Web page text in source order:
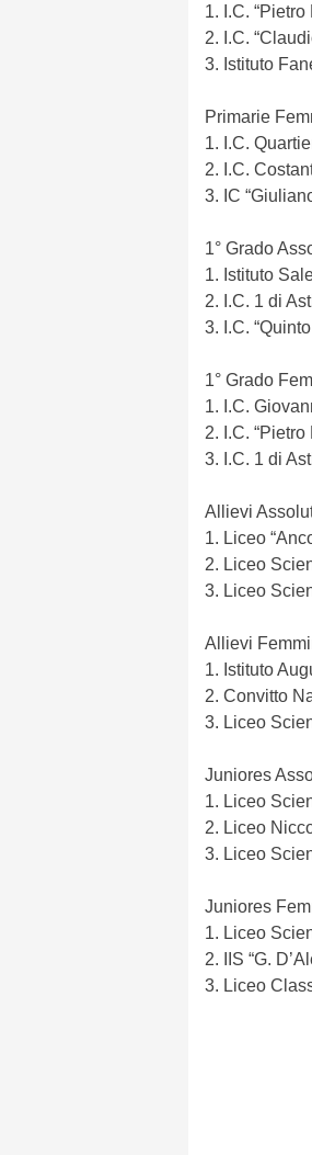
1. I.C.
2. I.C.
3. Istituto
Primarie
1. I.C.
2. I.C.
3. IC
1° Grado
1. Istituto
2. I.C. 1 di
3. I.C.
1° Grado
1. I.C.
2. I.C.
3. I.C. 1 di
Allievi
1. Liceo
2. Liceo
3. Liceo
Allievi
1. Istituto
2. Convitto
3. Liceo
Juniores
1. Liceo
2. Liceo
3. Liceo
Juniores
1. Liceo
2. IIS “G.
3. Liceo